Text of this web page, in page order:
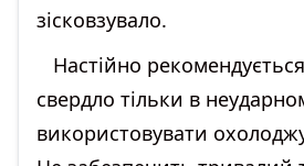
зісковзувало.
Настійно
свердло тільки в
використовувати